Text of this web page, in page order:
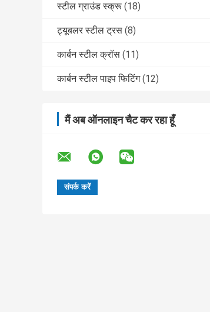
स्टील ग्राउंड स्क्रू (18)
ट्यूबलर स्टील ट्रस (8)
कार्बन स्टील क्रॉस (11)
कार्बन स्टील पाइप फिटिंग (12)
मैं अब ऑनलाइन चैट कर रहा हूँ